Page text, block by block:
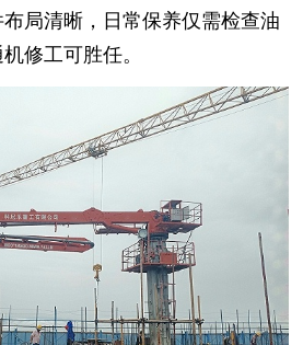
局清晰，日常保养仅需检查油
修工可胜任。